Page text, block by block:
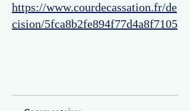
https://www.courdecassation.fr/de
cision/5fca8b2fe894f77d4a8f7105